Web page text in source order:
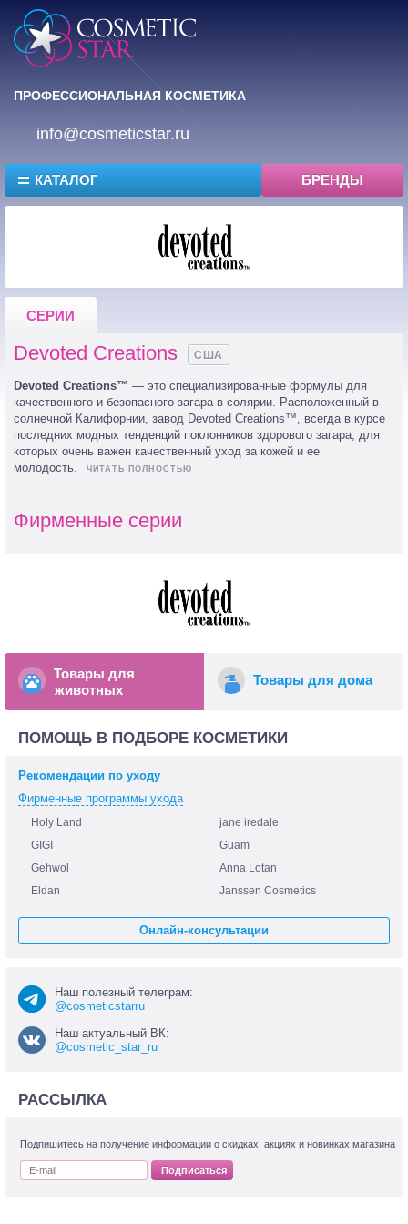
ПРОФЕССИОНАЛЬНАЯ КОСМЕТИКА
info@cosmeticstar.ru
КАТАЛОГ БРЕНДЫ
СЕРИИ
Devoted Creations США
Devoted Creations™ — это специализированные формулы для
качественного и безопасного загара в солярии. Расположенный в
солнечной Калифорнии, завод Devoted Creations™, всегда в курсе
последних модных тенденций поклонников здорового загара, для
которых очень важен качественный уход за кожей и ее
молодость.
Фирменные серии
Товары для
животных
Товары для дома
ПОМОЩЬ В ПОДБОРЕ КОСМЕТИКИ
Рекомендации по уходу
Фирменные программы ухода
Holy Land
jane iredale
GIGI
Guam
Gehwol
Anna Lotan
Eldan
Janssen Cosmetics
Онлайн-консультации
Наш полезный телеграм:
@cosmeticstarru
Наш актуальный ВК:
@cosmetic_star_ru
РАССЫЛКА
Подпишитесь на получение информации о скидках, акциях и новинках магазина
Подписаться